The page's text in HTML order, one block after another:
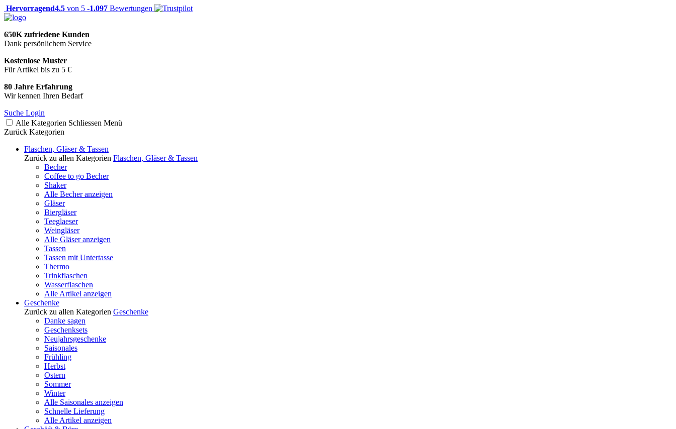
Hervorragend4.5 von 5 -1.097 Bewertungen
650K zufriedene Kunden
Dank persönlichem Service
Kostenlose Muster
Für Artikel bis zu 5 €
80 Jahre Erfahrung
Wir kennen Ihren Bedarf
Suche Login
Alle Kategorien Schliessen Menü
Zurück Kategorien
Flaschen, Gläser & Tassen
Zurück zu allen Kategorien Flaschen, Gläser & Tassen
Becher
Coffee to go Becher
Shaker
Alle Becher anzeigen
Gläser
Biergläser
Teeglaeser
Weingläser
Alle Gläser anzeigen
Tassen
Tassen mit Untertasse
Thermo
Trinkflaschen
Wasserflaschen
Alle Artikel anzeigen
Geschenke
Zurück zu allen Kategorien Geschenke
Danke sagen
Geschenksets
Neujahrsgeschenke
Saisonales
Frühling
Herbst
Ostern
Sommer
Winter
Alle Saisonales anzeigen
Schnelle Lieferung
Alle Artikel anzeigen